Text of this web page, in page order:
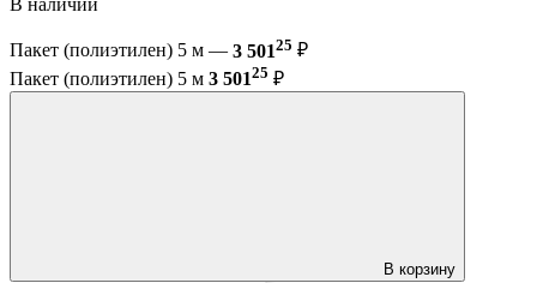
В наличии
Пакет (полиэтилен) 5 м — 3 50125 ₽
Пакет (полиэтилен) 5 м 3 50125 ₽
В корзину